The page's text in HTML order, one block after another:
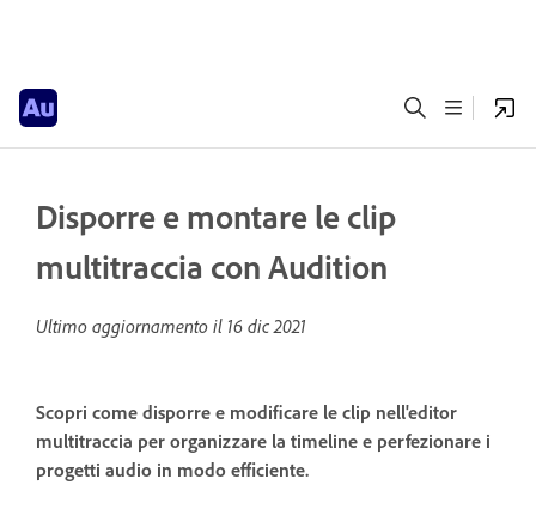
Disporre e montare le clip
multitraccia con Audition
Ultimo aggiornamento il 16 dic 2021
Scopri come disporre e modificare le clip nell'editor
multitraccia per organizzare la timeline e perfezionare i
progetti audio in modo efficiente.